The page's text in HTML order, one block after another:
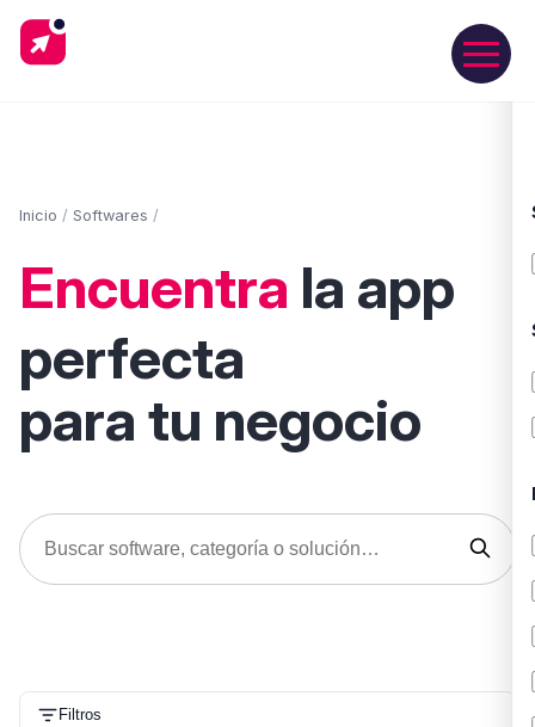
Inicio / Softwares /
Encuentra la app
perfecta
para tu negocio
Filtros